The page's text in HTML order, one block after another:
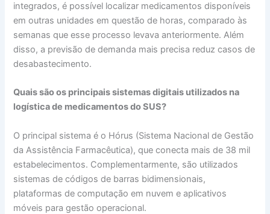
integrados, é possível localizar medicamentos disponíveis
em outras unidades em questão de horas, comparado às
semanas que esse processo levava anteriormente. Além
disso, a previsão de demanda mais precisa reduz casos de
desabastecimento.
Quais são os principais sistemas digitais utilizados na
logística de medicamentos do SUS?
O principal sistema é o Hórus (Sistema Nacional de Gestão
da Assistência Farmacêutica), que conecta mais de 38 mil
estabelecimentos. Complementarmente, são utilizados
sistemas de códigos de barras bidimensionais,
plataformas de computação em nuvem e aplicativos
móveis para gestão operacional.